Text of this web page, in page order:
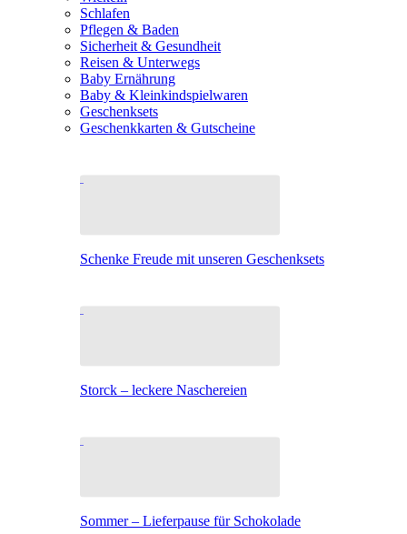
Schlafen
Pflegen & Baden
Sicherheit & Gesundheit
Reisen & Unterwegs
Baby Ernährung
Baby & Kleinkindspielwaren
Geschenksets
Geschenkkarten & Gutscheine
Schenke Freude mit unseren Geschenksets
Storck – leckere Naschereien
Sommer – Lieferpause für Schokolade